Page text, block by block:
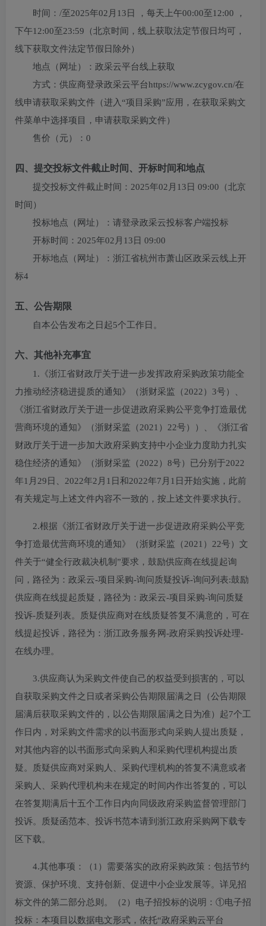
时间： /至2025年02月13日 ，每天上午00:00至12:00 ，
下午12:00至23:59 （北京时间，线上获取法定节假日均可，
线下获取文件法定节假日除外）
地点（网址）： 政采云平台线上获取
方式： 供应商登录政采云平台https://www.zcygov.cn/在
线申请获取采购文件（进入“项目采购”应用，在获取采购文
件菜单中选择项目，申请获取采购文件）
售价（元）： 0
四、提交投标文件截止时间、开标时间和地点
提交投标文件截止时间： 2025年02月13日 09:00 （北京
时间）
投标地点（网址）： 请登录政采云投标客户端投标
开标时间： 2025年02月13日 09:00
开标地点（网址）： 浙江省杭州市萧山区政采云线上开
标4
五、公告期限
自本公告发布之日起5个工作日。
六、其他补充事宜
1.《浙江省财政厅关于进一步发挥政府采购政策功能全
力推动经济稳进提质的通知》（浙财采监（2022）3号）、
《浙江省财政厅关于进一步促进政府采购公平竞争打造最优
营商环境的通知》（浙财采监（2021）22号））、《浙江省
财政厅关于进一步加大政府采购支持中小企业力度助力扎实
稳住经济的通知》（浙财采监（2022）8号）已分别于2022
年1月29日、2022年2月1日和2022年7月1日开始实施，此前
有关规定与上述文件内容不一致的，按上述文件要求执行。
2.根据《浙江省财政厅关于进一步促进政府采购公平竞
争打造最优营商环境的通知》（浙财采监（2021）22号）文
件关于“健全行政裁决机制”要求，鼓励供应商在线提起询
问，路径为：政采云-项目采购-询问质疑投诉-询问列表:鼓励
供应商在线提起质疑，路径为：政采云-项目采购-询问质疑
投诉-质疑列表。质疑供应商对在线质疑答复不满意的，可在
线提起投诉，路径为：浙江政务服务网-政府采购投诉处理-
在线办理。
3.供应商认为采购文件使自己的权益受到损害的，可以
自获取采购文件之日或者采购公告期限届满之日（公告期限
届满后获取采购文件的，以公告期限届满之日为准）起7个工
作日内，对采购文件需求的以书面形式向采购人提出质疑，
对其他内容的以书面形式向采购人和采购代理机构提出质
疑。质疑供应商对采购人、采购代理机构的答复不满意或者
采购人、采购代理机构未在规定的时间内作出答复的，可以
在答复期满后十五个工作日内向同级政府采购监督管理部门
投诉。质疑函范本、投诉书范本请到浙江政府采购网下载专
区下载。
4.其他事项：
（1）需要落实的政府采购政策：包括节约
资源、保护环境、支持创新、促进中小企业发展等。详见招
标文件的第二部分总则。（2）电子招投标的说明：①电子招
投标：本项目以数据电文形式，依托“政府采购云平台